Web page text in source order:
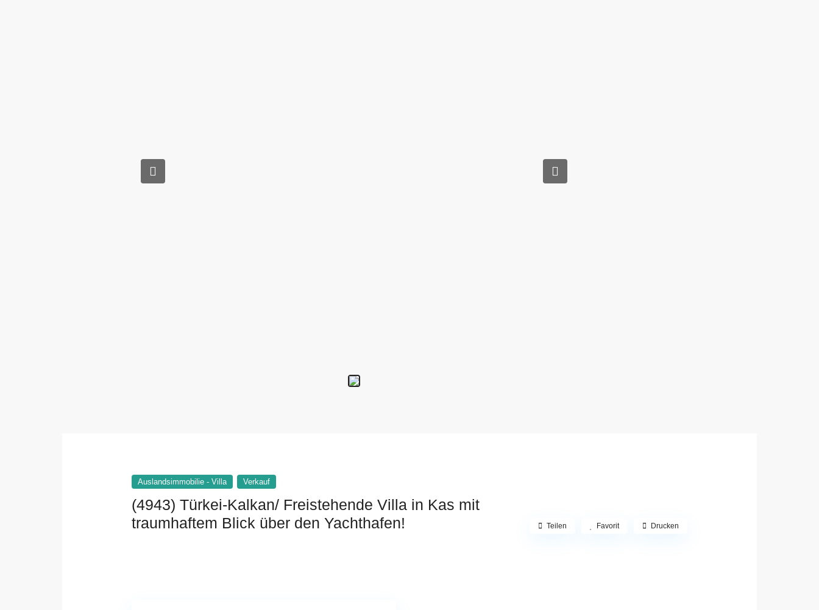
Auslandsimmobilie - Villa Verkauf
(4943) Türkei-Kalkan/ Freistehende Villa in Kas mit
traumhaftem Blick über den Yachthafen!
Teilen Favorit Drucken